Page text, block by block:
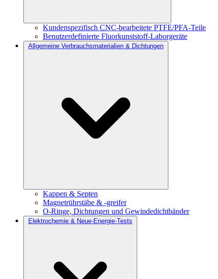
Kundenspezifisch CNC-bearbeitete PTFE/PFA-Teile
Benutzerdefinierte Fluorkunststoff-Laborgeräte
Allgemeine Verbrauchsmaterialien & Dichtungen
Kappen & Septen
Magnetrührstäbe & -greifer
O-Ringe, Dichtungen und Gewindedichtbänder
Elektrochemie & Neue-Energie-Tests